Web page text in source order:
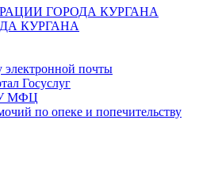
ГОРОДА КУРГАНА
КУРГАНА
электронной почты
Госуслуг
МФЦ
по опеке и попечительству